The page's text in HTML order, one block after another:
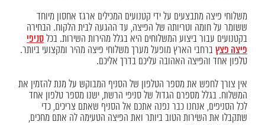
משלוחי פיצה מתבצעים על ידי קטנועים המכילים ארגז אחסון מיוחד
ששומר על חומה וטריותה של הפיצה, עד ההגעה לבית הלקוח. הבחירה
בקטנועים עבור ביצוע המשלוחים היא בגלל מהירות השירות. בכל סניפי
פיצה פצץברחבי הארץ מופעל מערך משלוחי פיצה מהיר ומקצועי ביותר.
טלפון אחד והפיצה האהובה עליכם בדרך אליכם.
אין צורך לחפש את מספר הטלפון של הסניף המבוקש על מנת להזמין את
המשלוח. בגלל מספרם הגדול של סניפי הרשת, ישנו מספר טלפון אחד
לכל הסניפים, אנחנו כבר נפנה אתכם אל הסניף שאתם צריכים, כדי
שתקבלו את השירות הטוב ביותר ואת הפיצה הטעימה לה אתם מחכים,